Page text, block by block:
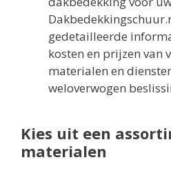
gedetailleerde
kosten en prijzen van
materialen en
weloverwogen
Kies uit een
materialen